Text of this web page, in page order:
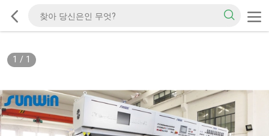
1 / 1